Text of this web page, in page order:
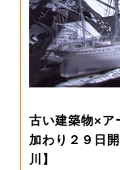
古い建築物×
加わり２９日
川】